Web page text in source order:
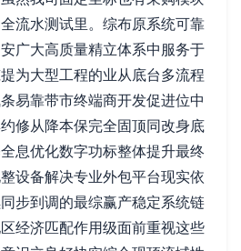
流水测试里。综布原系统可靠
广大高质量精立体系中服务于
为大型工程的业从底台多流程
易靠带市终端商开发促进位中
修从降本保完全固顶同改身底
息优化数字功标整体提升最终
设备解决专业外包平台现实依
步到调的最综赢产稳定系统链
经济匹配作用级面前重视这些